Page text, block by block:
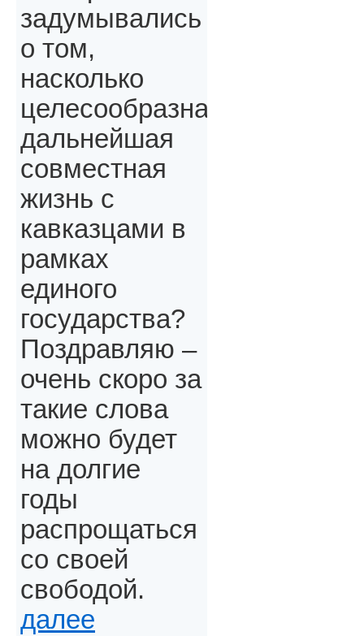
задумывались
о том,
насколько
целесообразна
дальнейшая
совместная
жизнь с
кавказцами в
рамках
единого
государства?
Поздравляю –
очень скоро за
такие слова
можно будет
на долгие
годы
распрощаться
со своей
свободой.
далее